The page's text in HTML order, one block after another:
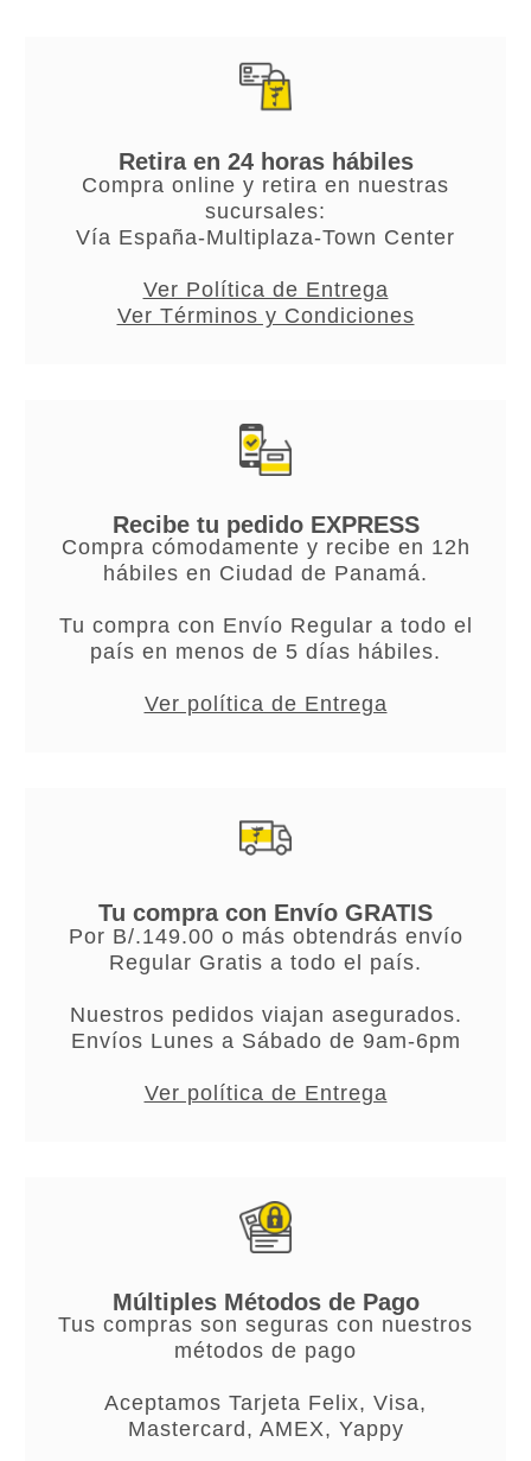
Retira en 24 horas hábiles
Compra online y retira en nuestras
sucursales:
Vía España-Multiplaza-Town Center
Ver Política de Entrega
Ver Términos y Condiciones
Recibe tu pedido EXPRESS
Compra cómodamente y recibe en 12h
hábiles en Ciudad de Panamá.
Tu compra con Envío Regular a todo el
país en menos de 5 días hábiles.
Ver política de Entrega
Tu compra con Envío GRATIS
Por B/.149.00 o más obtendrás envío
Regular Gratis a todo el país.
Nuestros pedidos viajan asegurados.
Envíos Lunes a Sábado de 9am-6pm
Ver política de Entrega
Múltiples Métodos de Pago
Tus compras son seguras con nuestros
métodos de pago
Aceptamos Tarjeta Felix, Visa,
Mastercard, AMEX, Yappy